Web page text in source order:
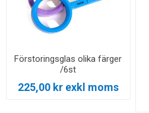
Förstoringsglas olika färger
/6st
225,00 kr exkl moms